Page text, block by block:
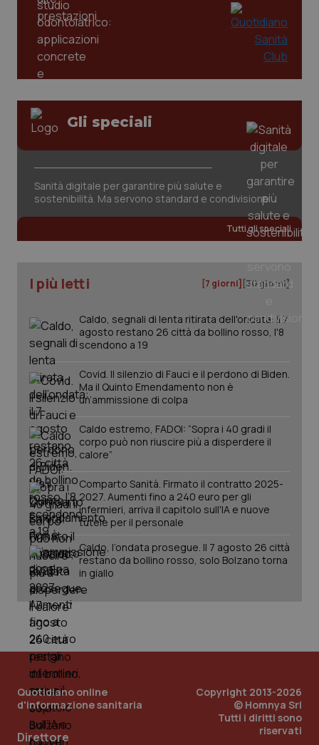
Gli speciali
Sanità digitale per garantire più salute e
sostenibilità. Ma servono standard e condivisione
Tutti gli speciali
I più letti [7 giorni] [30 giorni]
Caldo, segnali di lenta ritirata dell'ondata: il 7
agosto restano 26 città da bollino rosso, l'8
scendono a 19
Covid. Il silenzio di Fauci e il perdono di Biden.
Ma il Quinto Emendamento non è
un’ammissione di colpa
Caldo estremo, FADOI: “Sopra i 40 gradi il
corpo può non riuscire più a disperdere il
calore”
Comparto Sanità. Firmato il contratto 2025-
2027. Aumenti fino a 240 euro per gli
infermieri, arriva il capitolo sull'IA e nuove
tutele per il personale
Caldo, l’ondata prosegue. Il 7 agosto 26 città
restano da bollino rosso, solo Bolzano torna
in giallo
Quotidiano online
d'informazione sanitaria
Direttore
Copyright 2013-2026
© Homnya Srl
Tutti i diritti sono
riservati
_ga_KM60CM4NPH .quotidianosanita.it
Nome Scadenza
_ga_0VMQEQKQ1N
mese
cookie
viene
utilizzato
da Google
Analytics
Nome
VISITOR_INFO1_LIVE
Google LLC
5 mesi 4
settimane